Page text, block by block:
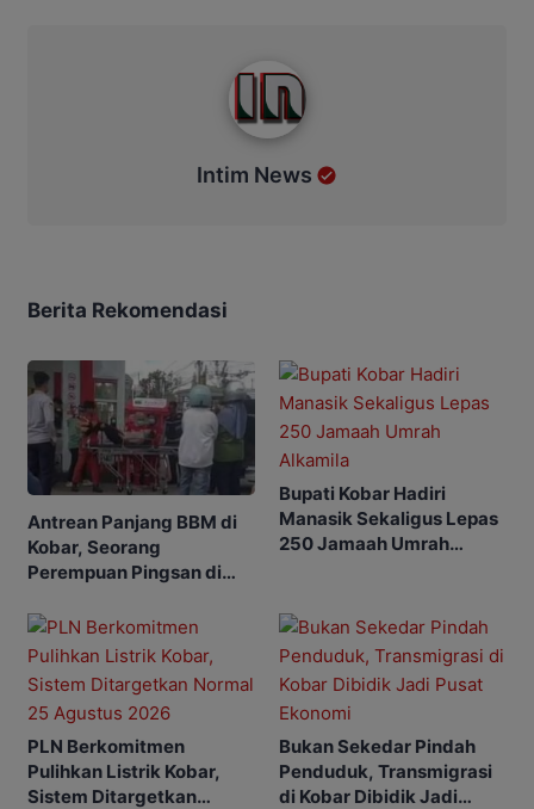
Intim News
Berita Rekomendasi
Antrean Panjang BBM di
Kobar, Seorang
Perempuan Pingsan di
Bupati Kobar Hadiri
Manasik Sekaligus Lepas
250 Jamaah Umrah
PLN Berkomitmen
Pulihkan Listrik Kobar,
Sistem Ditargetkan
Bukan Sekedar Pindah
Penduduk, Transmigrasi
di Kobar Dibidik Jadi